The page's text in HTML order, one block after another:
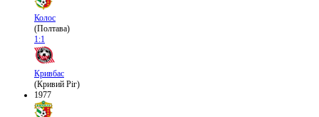
Колос
(Полтава)
1:1
Кривбас
(Кривий Ріг)
1977